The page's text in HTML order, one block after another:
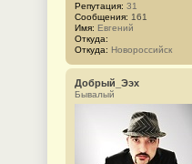
Репутация: 31
Сообщения: 161
Имя: Евгений
Откуда:
Откуда: Новороссийск
Добрый_Ээх
Бывалый